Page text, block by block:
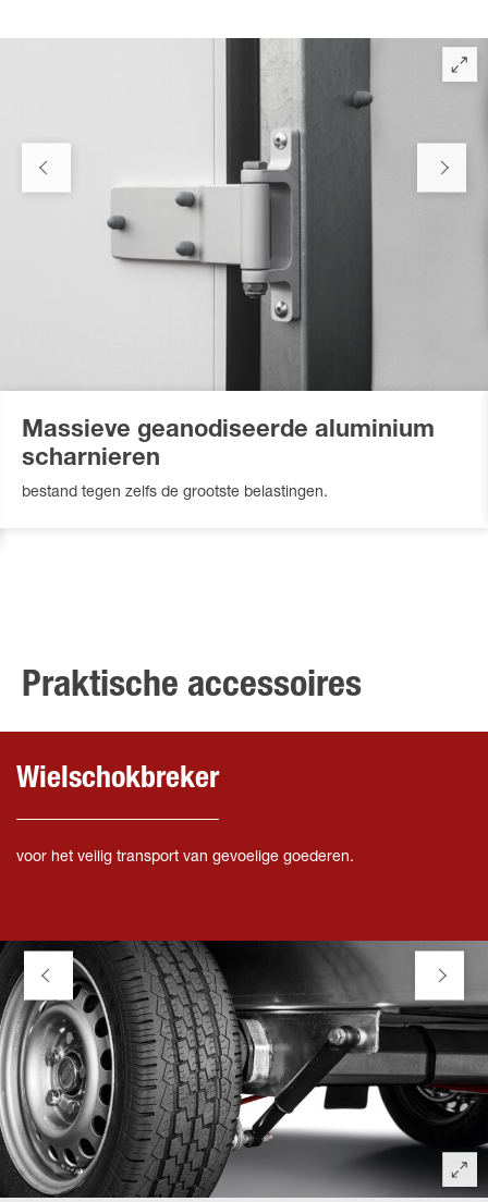
Massieve geanodiseerde aluminium
scharnieren
bestand tegen zelfs de grootste belastingen.
Praktische accessoires
Wielschokbreker
voor het veilig transport van gevoelige goederen.